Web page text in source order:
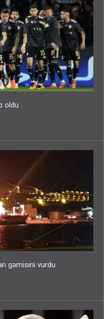
ilə gedə biləcəksiniz -
detalları açıqladı
oldu
gəmisini vurdu